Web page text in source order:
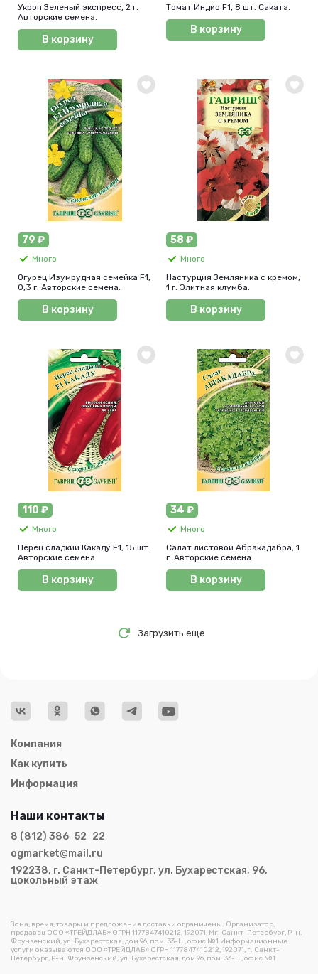
Укроп Зеленый экспресс, 2 г.
Авторские семена.
В корзину
Томат Индио F1, 8 шт. Саката.
В корзину
79 ₽
Много
Огурец Изумрудная семейка F1,
0,3 г. Авторские семена.
В корзину
58 ₽
Много
Настурция Земляника с кремом,
1 г. Элитная клумба.
В корзину
110 ₽
Много
Перец сладкий Какаду F1, 15 шт.
Авторские семена.
В корзину
34 ₽
Много
Салат листовой Абракадабра, 1
г. Авторские семена.
В корзину
Загрузить еще
Компания
Как купить
Информация
Зона, время, товары и предложения доставки ограничены. Организатор,
продавец ООО «ТРЕЙДЛАБ» ОГРН 1177847410212, 192071, Мг. Санкт-Петербург, Р-н.
Фрунзенский, ул. Бухарестская, дом 96, пом. 33-Н , офис №1 Информационные
услуги оказываются ООО «ТРЕЙДЛАБ» ОГРН 1177847410212, 192071, г. Санкт-
Петербург, Р-н. Фрунзенский, ул. Бухарестская, дом 96, пом. 33-Н , офис №1
Наши контакты
8 (812) 386‒52‒22
ogmarket@mail.ru
192238, г. Санкт-Петербург, ул. Бухарестская, 96,
цокольный этаж